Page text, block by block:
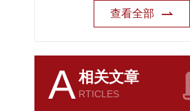
查看全部
A相关文章
RTICLES